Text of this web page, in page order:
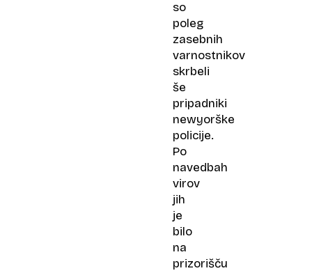
so
poleg
zasebnih
varnostnikov
skrbeli
še
pripadniki
newyorške
policije.
Po
navedbah
virov
jih
je
bilo
na
prizorišču